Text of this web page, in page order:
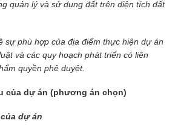
quản lý và sử dụng đất trên diện tích đất
sự phù hợp của địa điểm thực hiện dự án
và các quy hoạch phát triển có liên
quyền phê duyệt.
của dự án (phương án chọn)
dự án